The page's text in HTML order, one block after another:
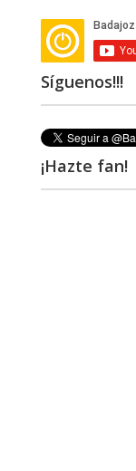
Síguenos!!!
¡Hazte fan!